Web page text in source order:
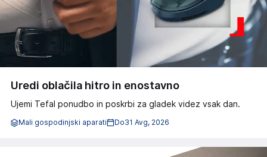
Uredi oblačila hitro in enostavno
Ujemi Tefal ponudbo in poskrbi za gladek videz vsak dan.
Mali gospodinjski aparati Do31 Avg, 2026